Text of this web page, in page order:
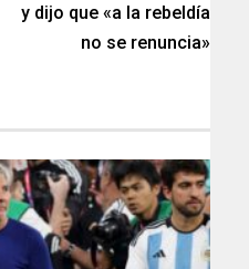
y dijo que «a la rebeldía
no se renuncia»